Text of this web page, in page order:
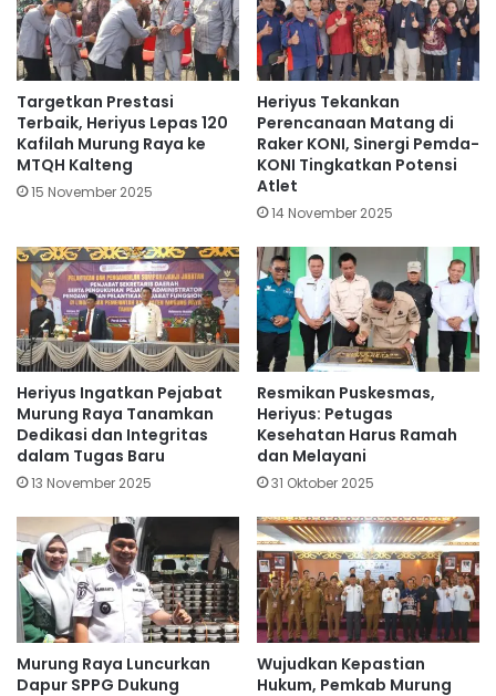
Targetkan Prestasi
Terbaik, Heriyus Lepas 120
Kafilah Murung Raya ke
MTQH Kalteng
15 November 2025
Heriyus Tekankan
Perencanaan Matang di
Raker KONI, Sinergi Pemda-
KONI Tingkatkan Potensi
Atlet
14 November 2025
Heriyus Ingatkan Pejabat
Murung Raya Tanamkan
Dedikasi dan Integritas
dalam Tugas Baru
13 November 2025
Resmikan Puskesmas,
Heriyus: Petugas
Kesehatan Harus Ramah
dan Melayani
31 Oktober 2025
Murung Raya Luncurkan
Dapur SPPG Dukung
Wujudkan Kepastian
Hukum, Pemkab Murung